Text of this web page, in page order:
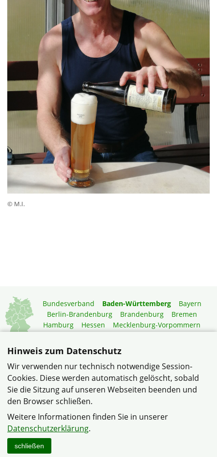
© M.I.
Bundesverband Baden-Württemberg
Bayern
Berlin-Brandenburg
Brandenburg
Bremen
Hamburg
Hessen
Mecklenburg-Vorpommern
Rheinland-Pfalz
Sachsen-Anhalt
Schleswig-Holstein
Mitgliedermagazin
Gartenberatung
© Siedler- und Eigenheimergemeinschaft Mannheim-
Blumenau e.V. im Verband Wohneigentum Baden-
Datenschutzerklärung
Hinweis zum Datenschutz
Wir verwenden nur technisch notwendige Session-
Cookies. Diese werden automatisch gelöscht, sobald
Sie die Sitzung auf unseren Webseiten beenden und
den Browser schließen.
Weitere Informationen finden Sie in unserer
Datenschutzerklärung.
schließen